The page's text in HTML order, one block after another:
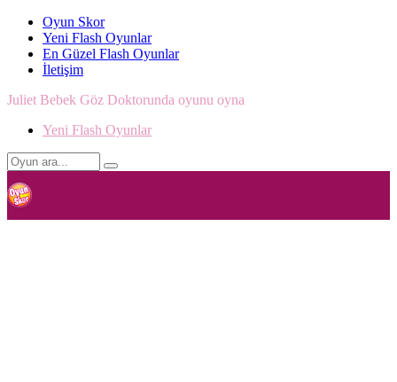
Oyun Skor
Yeni Flash Oyunlar
En Güzel Flash Oyunlar
İletişim
Juliet Bebek Göz Doktorunda oyunu oyna
Yeni Flash Oyunlar